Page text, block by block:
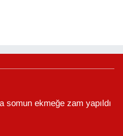
somun ekmeğe zam yapıldı